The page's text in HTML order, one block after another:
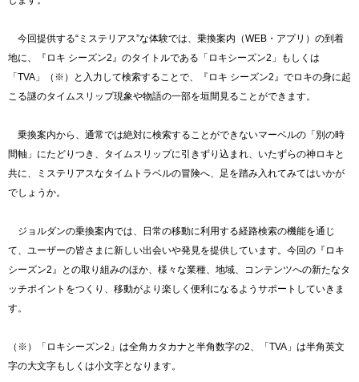
今回提供する“ミステリアス”な体験では、乗換案内（WEB・アプリ）の到着
地に、『ロキ シーズン2』のタイトルである「ロキシーズン2」もしくは
「TVA」（※）と入力して検索することで、『ロキ シーズン2』でロキの身に起
こる謎のタイムスリップ現象や物語の一部を垣間見ることができます。
乗換案内から、通常では絶対に検索することができないマーベルの「別の時
間軸」にたどりつき、タイムスリップに引きずり込まれ、いたずらの神ロキと
共に、ミステリアスなタイムトラベルの冒険へ、足を踏み入れてみてはいかが
でしょうか。
ジョルダンの乗換案内では、日常の移動に利用する経路検索の機能を通じ
て、ユーザーの皆さまに新しい出会いや発見を提供しています。今回の『ロキ
シーズン2』との取り組みのほか、様々な業種、地域、コンテンツへの新たなタ
ッチポイントをつくり、移動がより楽しく便利になるようサポートしていきま
す。
（※）「ロキシーズン2」は全角カタカナと半角数字の2、「TVA」は半角英文
字の大文字もしくは小文字となります。